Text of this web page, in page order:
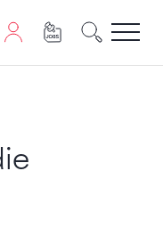
JavaScript benötigt.